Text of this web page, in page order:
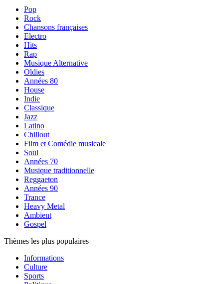
Pop
Rock
Chansons françaises
Electro
Hits
Rap
Musique Alternative
Oldies
Années 80
House
Indie
Classique
Jazz
Latino
Chillout
Film et Comédie musicale
Soul
Années 70
Musique traditionnelle
Reggaeton
Années 90
Trance
Heavy Metal
Ambient
Gospel
Thèmes les plus populaires
Informations
Culture
Sports